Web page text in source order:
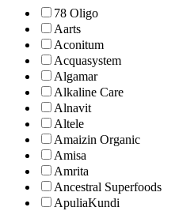
78 Oligo
Aarts
Aconitum
Acquasystem
Algamar
Alkaline Care
Alnavit
Altele
Amaizin Organic
Amisa
Amrita
Ancestral Superfoods
ApuliaKundi